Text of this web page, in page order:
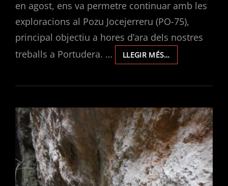
en agost, ens va permetre continuar amb les
exploracions al Pozu Jocejerreru (PO-75),
principal objectiu a hores d’ara dels nostres
treballs a Portudera. …
LLEGIR MÉS…EXPLORACIONS
EN
2024.